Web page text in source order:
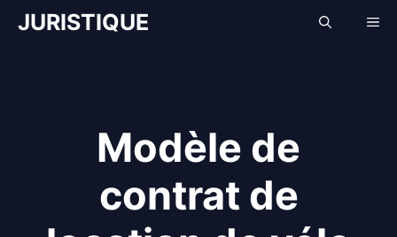
AllerJURISTIQUE
Modèle de
contrat de